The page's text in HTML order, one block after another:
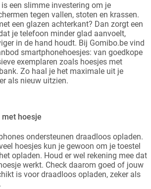
een slimme investering om je
tegen vallen, stoten en krassen.
een glazen achterkant? Dan zorgt een
je telefoon minder glad aanvoelt,
in de hand houdt. Bij Gomibo.be vind
smartphonehoesjes: van goedkope
exemplaren zoals hoesjes met
Zo haal je het maximale uit je
als nieuw uitzien.
hoesje
ondersteunen draadloos opladen.
hoesjes kun je gewoon om je toestel
opladen. Houd er wel rekening mee dat
werkt. Check daarom goed of jouw
is voor draadloos opladen, zeker als